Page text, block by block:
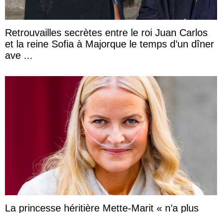
Retrouvailles secrètes entre le roi Juan Carlos
et la reine Sofia à Majorque le temps d’un dîner
ave ...
La princesse héritière Mette-Marit « n’a plus